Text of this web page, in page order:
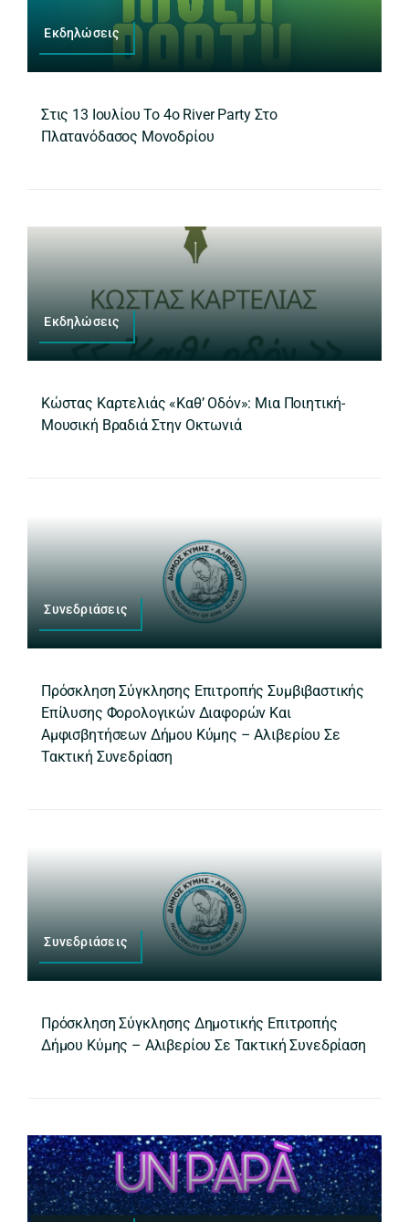
Εκδηλώσεις
Στις 13 Ιουλίου Το 4ο River Party Στο
Πλατανόδασος Μονοδρίου
Εκδηλώσεις
Κώστας Καρτελιάς «Καθ’ Οδόν»: Μια Ποιητική-
Μουσική Βραδιά Στην Οκτωνιά
Συνεδριάσεις
Πρόσκληση Σύγκλησης Επιτροπής Συμβιβαστικής
Επίλυσης Φορολογικών Διαφορών Και
Αμφισβητήσεων Δήμου Κύμης – Αλιβερίου Σε
Τακτική Συνεδρίαση
Συνεδριάσεις
Πρόσκληση Σύγκλησης Δημοτικής Επιτροπής
Δήμου Κύμης – Αλιβερίου Σε Τακτική Συνεδρίαση